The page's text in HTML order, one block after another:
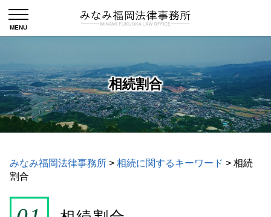
相続割合
みなみ福岡法律事務所 > 相続に関するキーワード > 相続
割合